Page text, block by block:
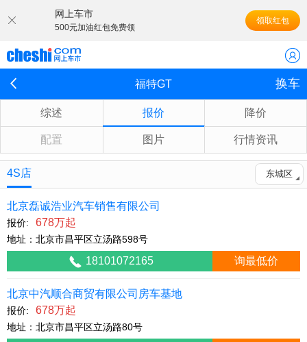
网上车市
500元加油红包免费领
领取红包
福特GT 换车
综述 报价 降价
配置 图片 行情资讯
4S店 东城区
北京磊诚浩业汽车销售有限公司
报价: 678万起
地址：北京市昌平区立汤路598号
18101072165 询最低价
北京中汽顺合商贸有限公司房车基地
报价: 678万起
地址：北京市昌平区立汤路80号